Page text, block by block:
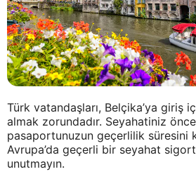
Türk vatandaşları, Belçika’ya giriş
almak zorundadır. Seyahatiniz
pasaportunuzun geçerlilik süresini
Avrupa’da geçerli bir seyahat
unutmayın.